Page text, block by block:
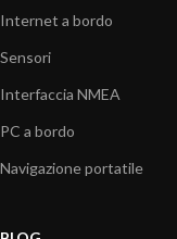
Internet a bordo
Sensori
Interfaccia NMEA
PC a bordo
Navigazione portatile